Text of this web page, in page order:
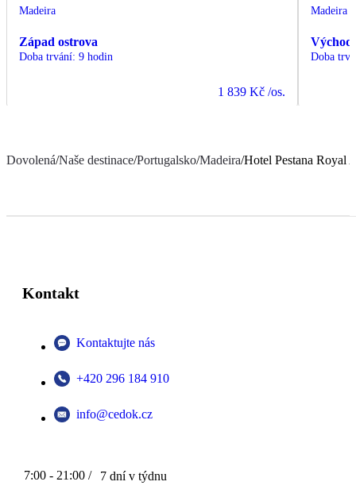
Madeira
Západ ostrova
Doba trvání: 9 hodin
1 839 Kč /os.
Madeira
Východ
Doba
Dovolená/Naše destinace/Portugalsko/Madeira/Hotel Pestana Royal
Kontakt
Kontaktujte nás
+420 296 184 910
info@cedok.cz
7:00 - 21:00 / 7 dní v týdnu